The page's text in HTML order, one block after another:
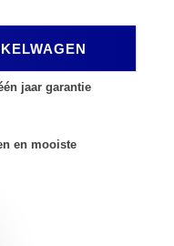
jaar garantie
en mooiste